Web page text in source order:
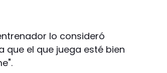
lo consideró
que el que juega esté bien